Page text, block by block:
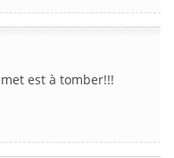
est à tomber!!!